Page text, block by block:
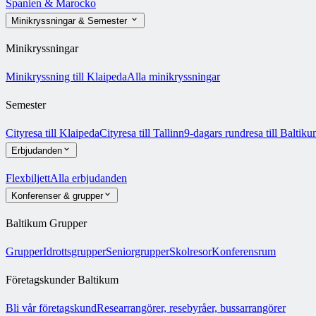
Spanien & Marocko
Minikryssningar & Semester
Minikryssningar
Minikryssning till KlaipedaAlla minikryssningar
Semester
Cityresa till KlaipedaCityresa till Tallinn9-dagars rundresa till
Erbjudanden
FlexbiljettAlla erbjudanden
Konferenser & grupper
Baltikum Grupper
GrupperIdrottsgrupperSeniorgrupperSkolresorKonferensrum
Företagskunder Baltikum
Bli vår företagskundResearrangörer, resebyråer, bussarrangörer